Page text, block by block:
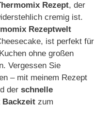
Rezept, der
cremig ist.
Rezeptwelt
ist perfekt für
ohne großen
Vergessen Sie
– mit meinem Rezept
der schnelle
Backzeit zum